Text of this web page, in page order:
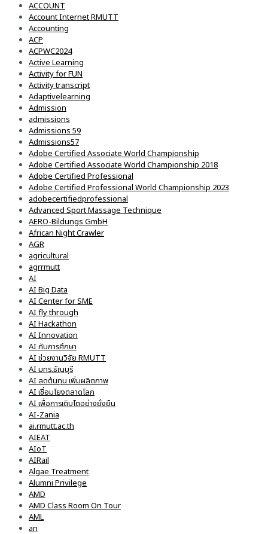
ACCOUNT
Account Internet RMUTT
Accounting
ACP
ACPWC2024
Active Learning
Activity for FUN
Activity transcript
Adaptivelearning
Admission
admissions
Admissions 59
Admissions57
Adobe Certified Associate World Championship
Adobe Certified Associate World Championship 2018
Adobe Certified Professional
Adobe Certified Professional World Championship 2023
adobecertifiedprofessional
Advanced Sport Massage Technique
AERO-Bildungs GmbH
African Night Crawler
AGR
agricultural
agrrmutt
AI
AI Big Data
AI Center for SME
AI fly through
AI Hackathon
AI Innovation
AI กับการศึกษา
AI ช่วยงานวิจัย RMUTT
AI มทร.ธัญบุรี
AI ลดต้นทุน เพิ่มผลิตภาพ
AI เชื่อมโยงตลาดโลก
AI เพื่อการเติบโตอย่างยั่งยืน
AI-Zania
ai.rmutt.ac.th
AIEAT
AIoT
AIRail
Algae Treatment
Alumni Privilege
AMD
AMD Class Room On Tour
AML
an